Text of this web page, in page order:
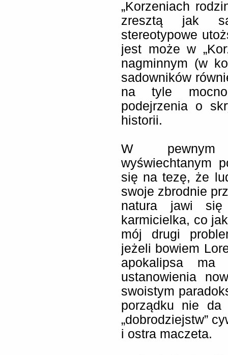
„Korzeniach
zresztą jak
stereotypowe
jest może w
nagminnym (w
sadowników
na tyle
podejrzenia o
historii.
W pewnym
wyświechtanym
się na tezę, że
swoje zbrodnie
natura jawi
karmicielka, co
mój drugi
jeżeli bowiem
apokalipsa ma
ustanowienia
swoistym
porządku nie
„dobrodziejstw”
i ostra maczeta.